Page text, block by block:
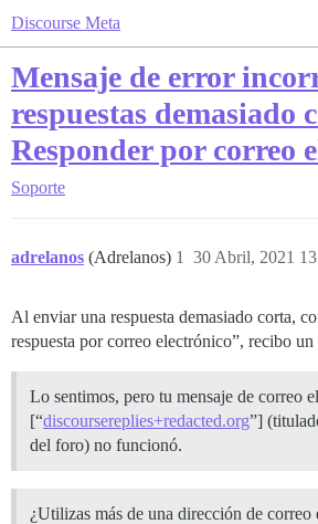
Discourse Meta
Mensaje de error
respuestas demasiado
Responder por correo
Soporte
adrelanos (Adrelanos) 30 Abril, 2021
1
Al enviar una respuesta demasiado corta,
respuesta por correo electrónico”, recibo
Lo sentimos, pero tu mensaje de correo
[“discoursereplies+redacted.org”]
del foro) no funcionó.
¿Utilizas más de una dirección de correo